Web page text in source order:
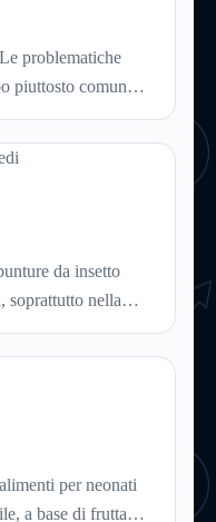
problematiche
piuttosto comune
trattate subito e
si trasformino in
Per sapere
legati all’ansia
soprattutto nella
nei parchi, nei
Ad ogni puntura,
per neonati
a base di frutta,